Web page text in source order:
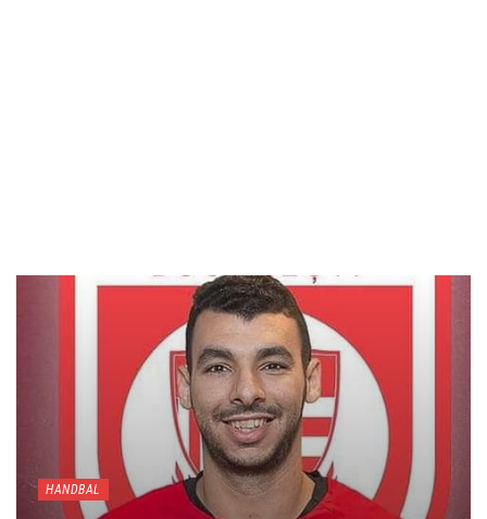
HANDBAL